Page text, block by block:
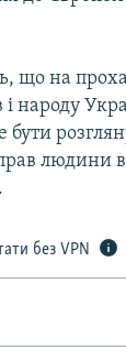
що на
народу
людини
без VPN